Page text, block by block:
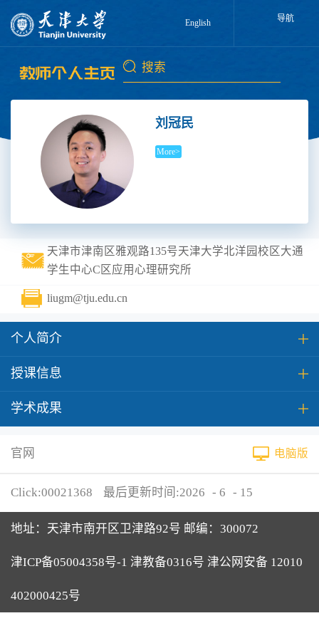
English 导航
刘冠民
More>
天津市津南区雅观路135号天津大学北洋园校区大通
学生中心C区应用心理研究所
liugm@tju.edu.cn
个人简介
授课信息
学术成果
官网 电脑版
Click:00021368 最后更新时间:2026 - 6 - 15
地址：天津市南开区卫津路92号 邮编：300072
津ICP备05004358号-1 津教备0316号 津公网安备 12010
402000425号